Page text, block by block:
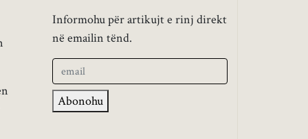
Informohu për artikujt e rinj direkt
në emailin tënd.
Abonohu